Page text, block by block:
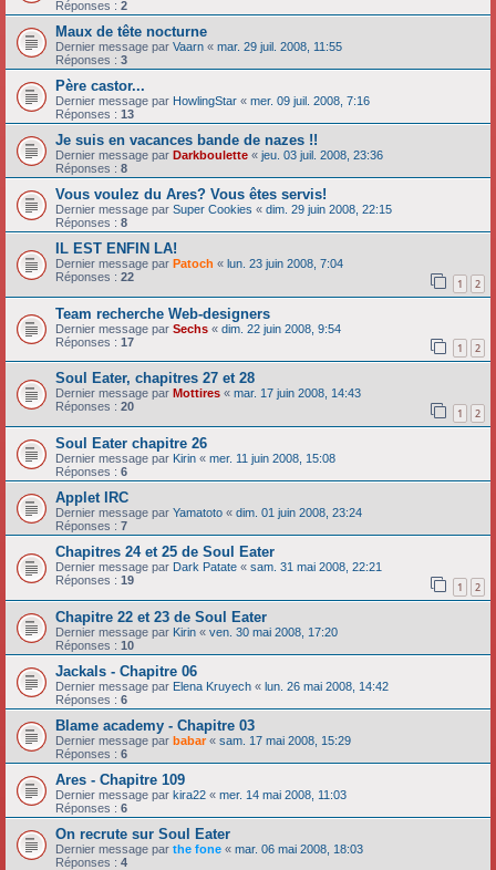
Réponses : 2
Maux de tête nocturne
Dernier message par Vaarn « mar. 29 juil. 2008, 11:55
Réponses : 3
Père castor...
Dernier message par HowlingStar « mer. 09 juil. 2008, 7:16
Réponses : 13
Je suis en vacances bande de nazes !!
Dernier message par Darkboulette « jeu. 03 juil. 2008, 23:36
Réponses : 8
Vous voulez du Ares? Vous êtes servis!
Dernier message par Super Cookies « dim. 29 juin 2008, 22:15
Réponses : 8
IL EST ENFIN LA!
Dernier message par Patoch « lun. 23 juin 2008, 7:04
Réponses : 22 1 2
Team recherche Web-designers
Dernier message par Sechs « dim. 22 juin 2008, 9:54
Réponses : 17 1 2
Soul Eater, chapitres 27 et 28
Dernier message par Mottires « mar. 17 juin 2008, 14:43
Réponses : 20 1 2
Soul Eater chapitre 26
Dernier message par Kirin « mer. 11 juin 2008, 15:08
Réponses : 6
Applet IRC
Dernier message par Yamatoto « dim. 01 juin 2008, 23:24
Réponses : 7
Chapitres 24 et 25 de Soul Eater
Dernier message par Dark Patate « sam. 31 mai 2008, 22:21
Réponses : 19 1 2
Chapitre 22 et 23 de Soul Eater
Dernier message par Kirin « ven. 30 mai 2008, 17:20
Réponses : 10
Jackals - Chapitre 06
Dernier message par Elena Kruyech « lun. 26 mai 2008, 14:42
Réponses : 6
Blame academy - Chapitre 03
Dernier message par babar « sam. 17 mai 2008, 15:29
Réponses : 6
Ares - Chapitre 109
Dernier message par kira22 « mer. 14 mai 2008, 11:03
Réponses : 6
On recrute sur Soul Eater
Dernier message par the fone « mar. 06 mai 2008, 18:03
Réponses : 4